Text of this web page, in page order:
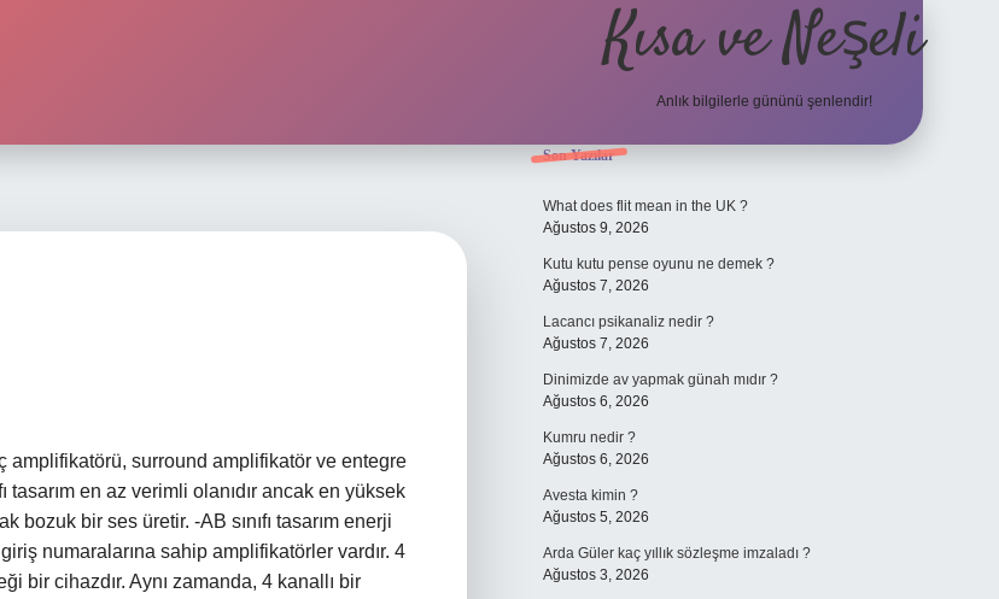
Kısa ve Neşeli
Anlık bilgilerle gününü şenlendir!
surround amplifikatör ve entegre
tasarım en az verimli olanıdır ancak en yüksek
bozuk bir ses üretir. -AB sınıfı tasarım enerji
numaralarına sahip amplifikatörler vardır. 4
bir cihazdır. Aynı zamanda, 4 kanallı bir
Sidebar
Son Yazılar
What does flit mean in the UK ?
Ağustos 9, 2026
Kutu kutu pense oyunu ne demek ?
Ağustos 7, 2026
Lacancı psikanaliz nedir ?
Ağustos 7, 2026
Dinimizde av yapmak günah mıdır ?
Ağustos 6, 2026
Kumru nedir ?
Ağustos 6, 2026
Avesta kimin ?
Ağustos 5, 2026
Arda Güler kaç yıllık sözleşme imzaladı ?
Ağustos 3, 2026